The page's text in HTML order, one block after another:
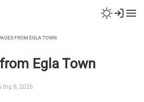
FROM EGLA TOWN
Egla Town
thg 8, 2026